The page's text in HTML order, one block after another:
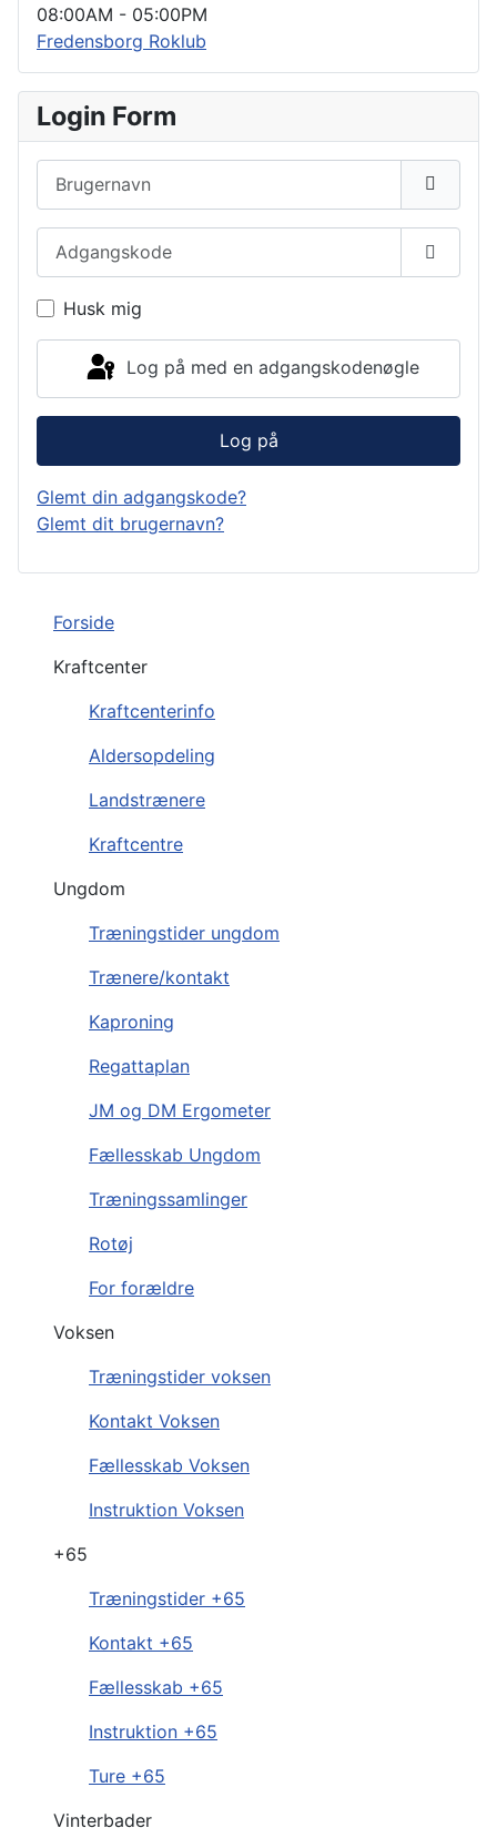
Forside
Kraftcenter
Kraftcenterinfo
Aldersopdeling
Landstrænere
Kraftcentre
Ungdom
Træningstider ungdom
Trænere/kontakt
Kaproning
Regattaplan
JM og DM Ergometer
Fællesskab Ungdom
Træningssamlinger
Rotøj
For forældre
Voksen
Træningstider voksen
Kontakt Voksen
Fællesskab Voksen
Instruktion Voksen
+65
Træningstider +65
Kontakt +65
Fællesskab +65
Instruktion +65
Ture +65
Vinterbader
08:00AM - 05:00PM
Fredensborg Roklub
Login Form
Vis
Husk mig
Log på med en adgangskodenøgle
Log på
Glemt din adgangskode?
Glemt dit brugernavn?